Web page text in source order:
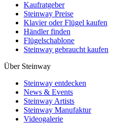
Kaufratgeber
Steinway Preise
Klavier oder Flügel kaufen
Händler finden
Flügelschablone
Steinway gebraucht kaufen
Über Steinway
Steinway entdecken
News & Events
Steinway Artists
Steinway Manufaktur
Videogalerie